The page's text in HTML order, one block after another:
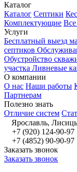
Каталог
Каталог Септики
Комплектующие
Услуги
Бесплатный выезд
септиков
Обустройство
участка Ливневые
О компании
О нас Наши работы
Партнерам
Полезно знать
Отличие систем
Ярославль,
+7 (920) 124-90-97
+7 (4852) 90-90-97
Заказать звонок
Заказать звонок